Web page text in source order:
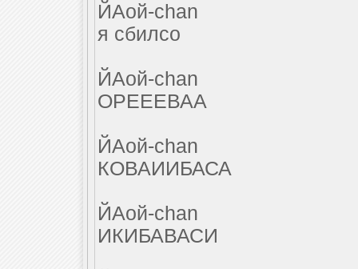
ЙАой-chan
я сбилсо
ЙАой-chan
ОРЕЕЕВАА
ЙАой-chan
КОВАИИБАСА
ЙАой-chan
ИКИБАВАСИ